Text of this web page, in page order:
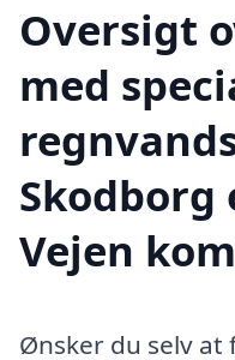
Oversigt
med
Skodborg
Vejen
Ønsker du selv at